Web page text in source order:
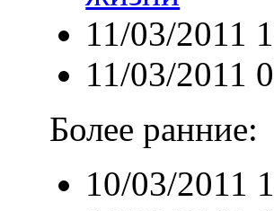
11/03/2011
11/03/2011
Более ранние:
10/03/2011